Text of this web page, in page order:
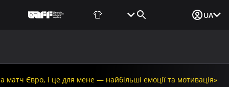
UA
Євро, і це для мене — найбільші емоції та мотивація»